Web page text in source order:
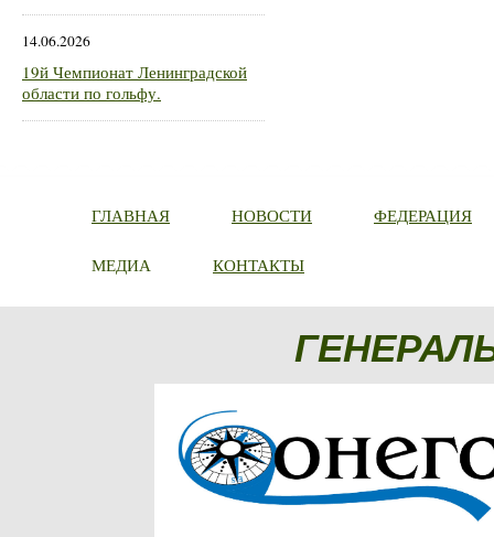
14.06.2026
19й Чемпионат Ленинградской
области по гольфу.
ГЛАВНАЯ НОВОСТИ ФЕДЕРАЦИЯ
МЕДИА КОНТАКТЫ